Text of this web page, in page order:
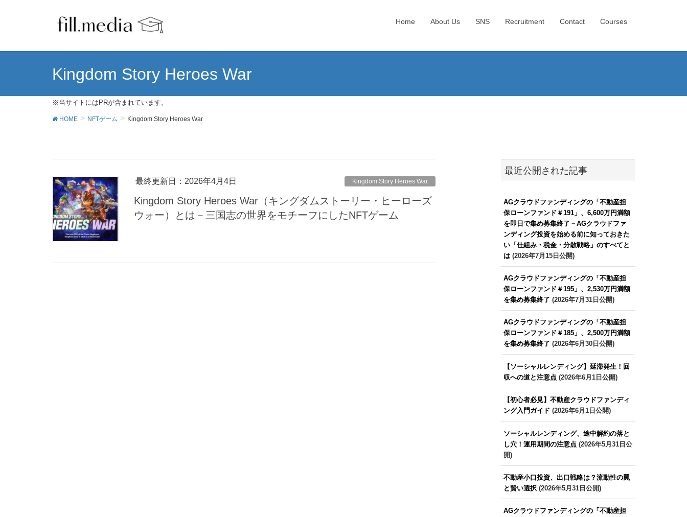
Home About Us SNS Recruitment Contact Courses
Kingdom Story Heroes War
※当サイトにはPRが含まれています。
HOME NFTゲーム Kingdom Story Heroes War
最終更新日：2026年4月4日 Kingdom Story Heroes War
Kingdom Story Heroes War（キングダムストーリー・ヒーローズ
ウォー）とは－三国志の世界をモチーフにしたNFTゲーム
最近公開された記事
AGクラウドファンディングの「不動産担
保ローンファンド＃191」、6,600万円満額
を即日で集め募集終了－AGクラウドファ
ンディング投資を始める前に知っておきた
い「仕組み・税金・分散戦略」のすべてと
は(2026年7月15日公開)
AGクラウドファンディングの「不動産担
保ローンファンド＃195」、2,530万円満額
を集め募集終了 (2026年7月31日公開)
AGクラウドファンディングの「不動産担
保ローンファンド＃185」、2,500万円満額
を集め募集終了 (2026年6月30日公開)
【ソーシャルレンディング】延滞発生！回
収への道と注意点(2026年6月1日公開)
【初心者必見】不動産クラウドファンディ
ング入門ガイド (2026年6月1日公開)
ソーシャルレンディング、途中解約の落と
し穴！運用期間の注意点(2026年5月31日公
開)
不動産小口投資、出口戦略は？流動性の罠
と賢い選択(2026年5月31日公開)
AGクラウドファンディングの「不動産担